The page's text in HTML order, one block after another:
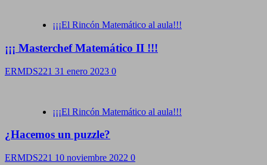
¡¡¡El Rincón Matemático al aula!!!
¡¡¡ Masterchef Matemático II !!!
ERMDS221 31 enero 2023 0
¡¡¡El Rincón Matemático al aula!!!
¿Hacemos un puzzle?
ERMDS221 10 noviembre 2022 0